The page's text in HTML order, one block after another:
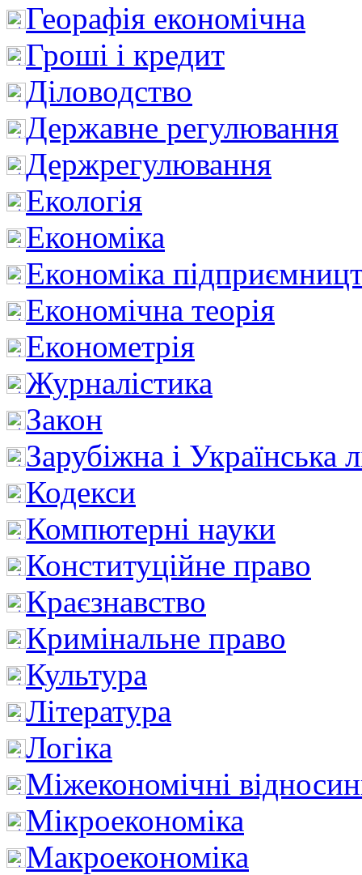
Георафія економічна
Гроші і кредит
Діловодство
Державне регулювання
Держрегулювання
Екологія
Економіка
Економіка
Економічна теорія
Економетрія
Журналістика
Закон
Зарубіжна і Українська
Кодекси
Компютерні науки
Конституційне право
Краєзнавство
Кримінальне право
Культура
Література
Логіка
Міжекономічні
Мікроекономіка
Макроекономіка